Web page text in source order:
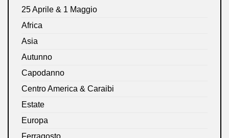
25 Aprile & 1 Maggio
Africa
Asia
Autunno
Capodanno
Centro America & Caraibi
Estate
Europa